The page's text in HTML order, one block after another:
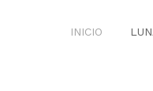
INICIO